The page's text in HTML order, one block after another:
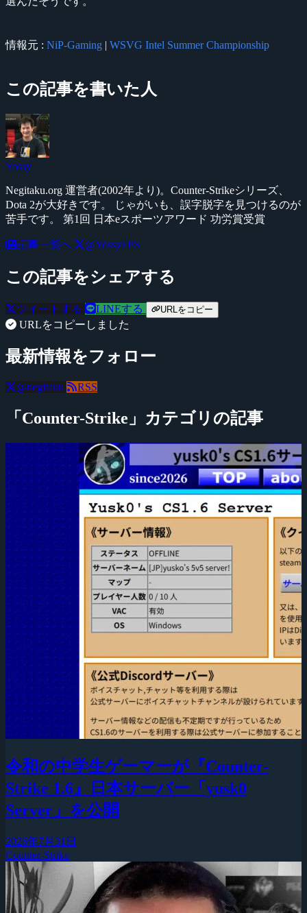
情報元 : NiP-Gaming | WSVG Intel Summer Championship
この記事を書いた人
Yossy
Negitaku.org 運営者(2002年より)。Counter-Strikeシリーズ、
Dota 2が大好きです。 じゃがいも、誤字脱字を見つけるのが
苦手です。 第1回 日本eスポーツアワード 功労賞受賞
記事一覧へ @YossyFPS
この記事をシェアする
ツイートする LINEする URLをコピー
URLをコピーしました
最新情報をフォロー
@negitaku RSS
「Counter-Strike」カテゴリの記事
令和の中学生ゲーマーが『Counter-
Strike 1.6』日本サーバー「yusk0
Server」を公開
2026年7月31日
Counter-Strike